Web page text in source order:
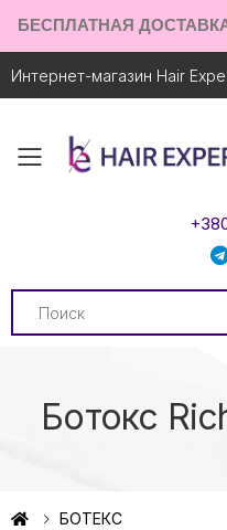
БЕСПЛАТНАЯ
Интернет-магазин Hair
Toggle
Search
Ботокс
БОТЕКС